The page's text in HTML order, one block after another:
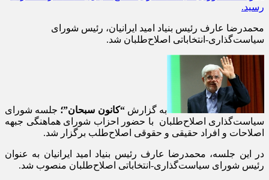
محمدرضا عارف رئیس بنیاد امید ایرانیان، رئیس شورای
سیاست‌گذاری-انتخاباتی اصلاح‌طلبان شد.
به گزارش“کانون سبحان”؛ جلسه شورای
سیاست‌گذاری اصلاح‌طلبان با حضور احزاب شورای هماهنگی جبهه
اصلاحات و افراد حقیقی و حقوقی اصلاح‌طلب برگزار شد.
در این جلسه، محمدرضا عارف رئیس بنیاد امید ایرانیان به عنوان
رئیس شورای سیاست‌گذاری-انتخاباتی اصلاح‌طلبان منصوب شد.